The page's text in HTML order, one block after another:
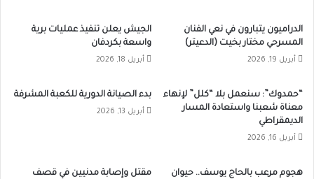
الدراميون يتبارون في نعي الفنان
المسرحي مختار بخيت (الدعيتر)
أبريل 19, 2026
الجيش يعلن تنفيذ عمليات برية
واسعة بكردفان
أبريل 18, 2026
“حمدوك”: سنعمل بلا “كلل” لإنهاء
معناة شعبنا واستعادة المسار
الديمقراطي
أبريل 16, 2026
بدء الصيانة الدورية للكعبة المشرفة
أبريل 13, 2026
هجوم مرعب بالحاج يوسف.. حيوان
مقتل وإصابة مدنيين في قصف